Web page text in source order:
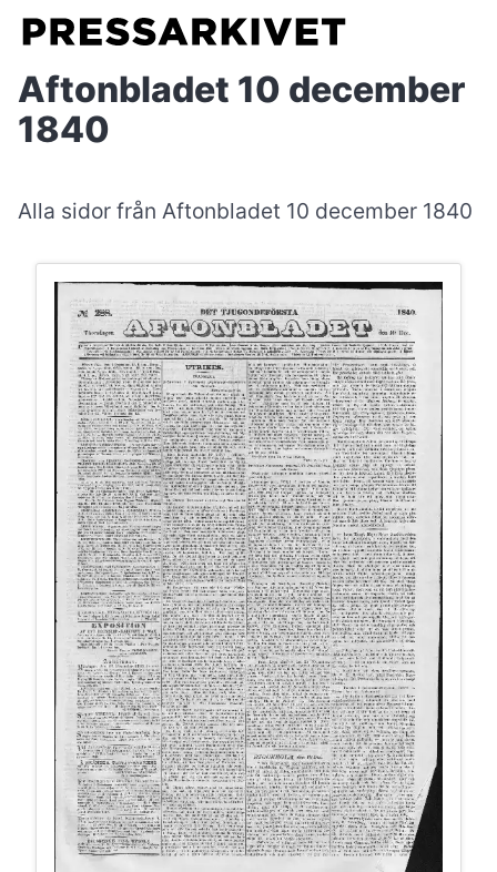
Aftonbladet 10 december
1840
Alla sidor från Aftonbladet 10 december 1840